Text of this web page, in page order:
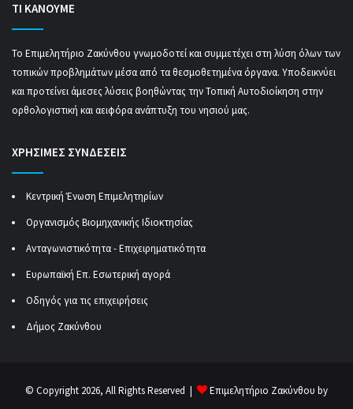
ΤΙ ΚΑΝΟΥΜΕ
Το Επιμελητήριο Ζακύνθου γνωμοδοτεί και συμμετέχει στη λύση όλων των
τοπικών προβλημάτων μέσα από τα θεσμοθετημένα όργανα. Υποδεικνύει
και προτείνει άμεσες λύσεις βοηθώντας την Τοπική Αυτοδιοίκηση στην
ορθολογιστική και αειφόρα ανάπτυξη του νησιού μας.
ΧΡΗΣΙΜΕΣ ΣΥΝΔΕΣΕΙΣ
Κεντρική Ένωση Επιμελητηρίων
Οργανισμός Βιομηχανικής Ιδιοκτησίας
Ανταγωνιστικότητα - Επιχειρηματικότητα
Ευρωπαϊκή Επ. Εσωτερική αγορά
Οδηγός για τις επιχειρήσεις
Δήμος Ζακύνθου
© Copyright 2026, All Rights Reserved |
Επιμελητήριο Ζακύνθου by